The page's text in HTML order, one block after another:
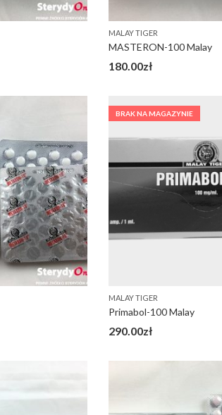
MALAY TIGER
MASTERON-100 Malay
180.00zł
BRAK NA MAGAZYNIE
MALAY TIGER
Primabol-100 Malay
290.00zł